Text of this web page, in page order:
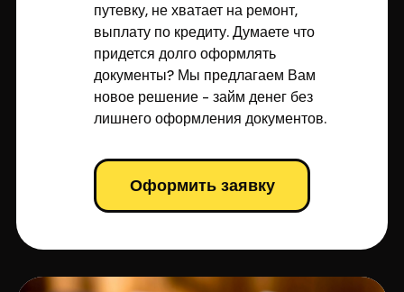
путевку, не хватает на ремонт,
выплату по кредиту. Думаете что
придется долго оформлять
документы? Мы предлагаем Вам
новое решение - займ денег без
лишнего оформления документов.
Оформить заявку